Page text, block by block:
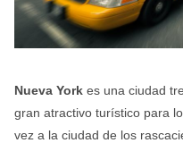
Nueva York es una ciudad
gran atractivo turístico para
vez a la ciudad de los